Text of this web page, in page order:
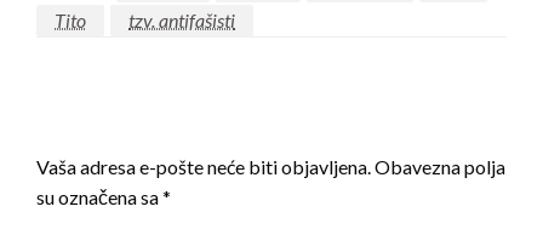
Tito
tzv. antifašisti
Vaša adresa e-pošte neće biti objavljena.Obavezna polja
su označena sa*